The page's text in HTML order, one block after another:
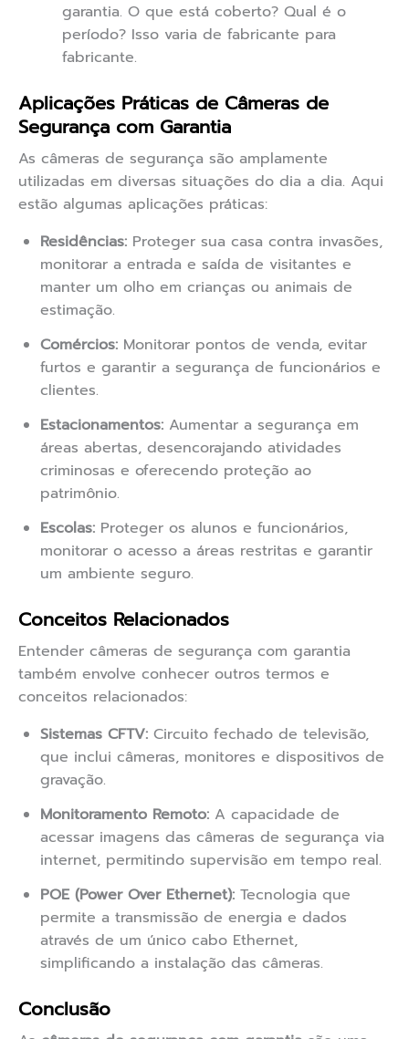
garantia. O que está coberto? Qual é o
período? Isso varia de fabricante para
fabricante.
Aplicações Práticas de Câmeras de
Segurança com Garantia
As câmeras de segurança são amplamente
utilizadas em diversas situações do dia a dia. Aqui
estão algumas aplicações práticas:
Residências: Proteger sua casa contra invasões,
monitorar a entrada e saída de visitantes e
manter um olho em crianças ou animais de
estimação.
Comércios: Monitorar pontos de venda, evitar
furtos e garantir a segurança de funcionários e
clientes.
Estacionamentos: Aumentar a segurança em
áreas abertas, desencorajando atividades
criminosas e oferecendo proteção ao
patrimônio.
Escolas: Proteger os alunos e funcionários,
monitorar o acesso a áreas restritas e garantir
um ambiente seguro.
Conceitos Relacionados
Entender câmeras de segurança com garantia
também envolve conhecer outros termos e
conceitos relacionados:
Sistemas CFTV: Circuito fechado de televisão,
que inclui câmeras, monitores e dispositivos de
gravação.
Monitoramento Remoto: A capacidade de
acessar imagens das câmeras de segurança via
internet, permitindo supervisão em tempo real.
POE (Power Over Ethernet): Tecnologia que
permite a transmissão de energia e dados
através de um único cabo Ethernet,
simplificando a instalação das câmeras.
Conclusão